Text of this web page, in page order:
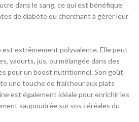
dans le sang, ce qui est bénéfique
de diabète ou cherchant à gérer leur
est extrêmement polyvalente. Elle peut
yaourts, jus, ou mélangée dans des
pour un boost nutritionnel. Son goût
une touche de fraîcheur aux plats
est également idéale pour enrichir les
saupoudrée sur vos céréales du